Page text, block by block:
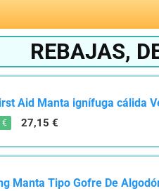
REBAJAS,
Aid Manta ignífuga cálida
€ 27,15 €
Manta Tipo Gofre De